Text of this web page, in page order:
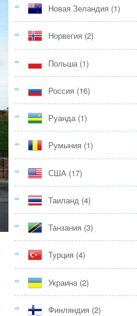
Новая Зеландия (1)
Норвегия (2)
Польша (1)
Россия (16)
Руанда(1)
Румыния (1)
США (17)
Таиланд (4)
Танзания (3)
Турция (4)
Украина (2)
Финляндия (2)